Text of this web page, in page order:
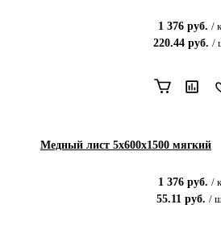
1 376 руб. /
220.44 руб. /
Медный лист 5x600x1500 мягкий
1 376 руб. /
55.11 руб. /